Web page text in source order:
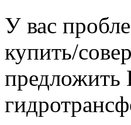
У вас
купить/
предложить